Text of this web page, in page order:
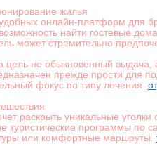
жилья
онлайн-платформ для
найти гостевые
может стремительно
цель не обыкновенный
прежде прости для
фокус по типу лечения.
раскрыть уникальные
туристические программы по
или комфортные маршруты.